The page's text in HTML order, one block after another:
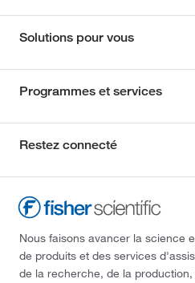
Solutions pour vous
Programmes et services
Restez connecté
Nous faisons avancer la science
de produits et des services
de la recherche, de la